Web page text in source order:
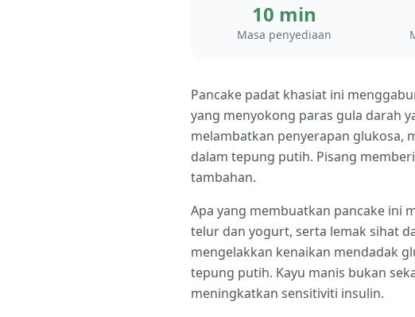
10 min
Masa penyediaan
Pancake padat khasiat ini
yang menyokong paras gula darah
melambatkan penyerapan glukosa,
dalam tepung putih. Pisang
tambahan.
Apa yang membuatkan pancake ini
telur dan yogurt, serta lemak sihat
mengelakkan kenaikan mendadak
tepung putih. Kayu manis bukan
meningkatkan sensitiviti insulin.